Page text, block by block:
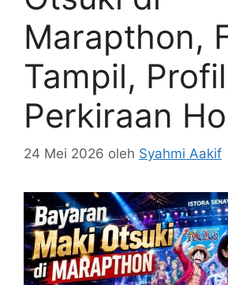
Marapthon,
Tampil,
Perkiraan
24 Mei 2026 oleh Syahmi Aakif